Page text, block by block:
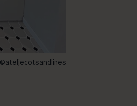
@ateljedotsandlines